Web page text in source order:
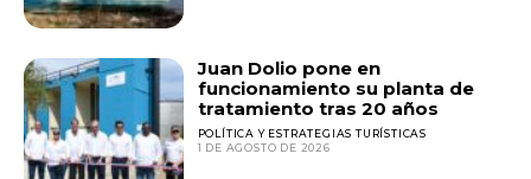
Juan Dolio pone en
funcionamiento su planta de
tratamiento tras 20 años
POLÍTICA Y ESTRATEGIAS TURÍSTICAS
1 DE AGOSTO DE 2026